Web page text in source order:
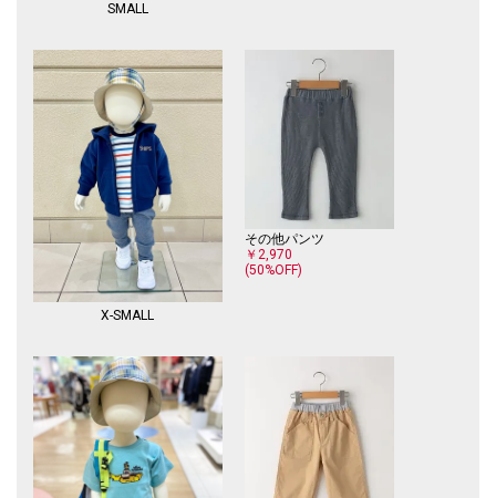
SMALL
X-SMALL
その他パンツ
￥2,970
(50%OFF)